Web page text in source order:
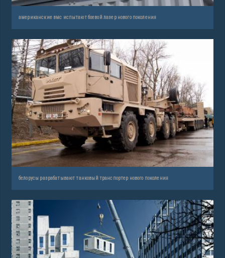
американские вмс испытают боевой лазер нового поколения
белорусы разрабатывают танковый транспортер нового поколения